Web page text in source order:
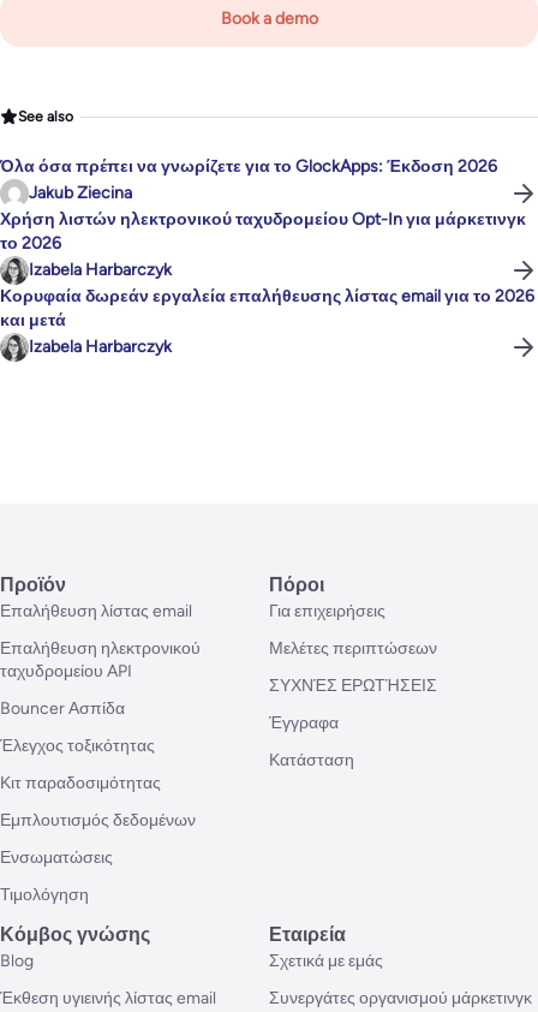
Book a demo
See also
Όλα όσα πρέπει να γνωρίζετε για το GlockApps: Έκδοση 2026
Jakub Ziecina
Χρήση λιστών ηλεκτρονικού ταχυδρομείου Opt-In για μάρκετινγκ
το 2026
Izabela Harbarczyk
Κορυφαία δωρεάν εργαλεία επαλήθευσης λίστας email για το 2026
και μετά
Izabela Harbarczyk
Προϊόν
Επαλήθευση λίστας email
Επαλήθευση ηλεκτρονικού
ταχυδρομείου API
Bouncer Ασπίδα
Έλεγχος τοξικότητας
Κιτ παραδοσιμότητας
Εμπλουτισμός δεδομένων
Ενσωματώσεις
Τιμολόγηση
Πόροι
Για επιχειρήσεις
Μελέτες περιπτώσεων
ΣΥΧΝΈΣ ΕΡΩΤΉΣΕΙΣ
Έγγραφα
Κατάσταση
Κόμβος γνώσης
Blog
Έκθεση υγιεινής λίστας email
Εταιρεία
Σχετικά με εμάς
Συνεργάτες οργανισμού μάρκετινγκ